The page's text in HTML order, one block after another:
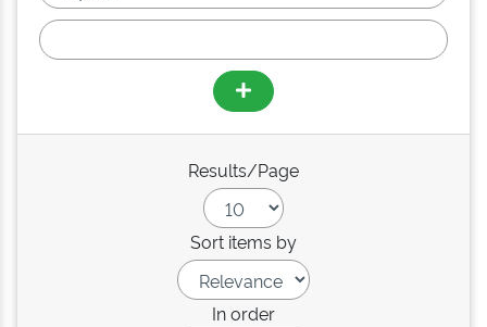
Results/Page
Sort items by
In order